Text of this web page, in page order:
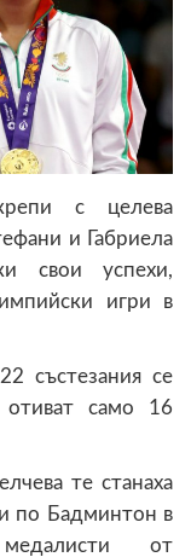
с целева
и Габриела
свои успехи,
игри в
състезания се
отиват само 16
те станаха
по Бадминтон в
от